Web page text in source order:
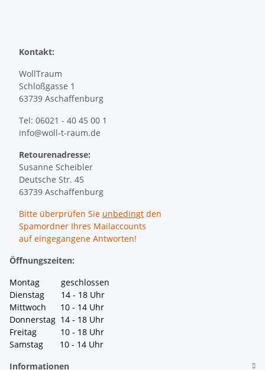
Kontakt:
WollTraum
Schloßgasse 1
63739 Aschaffenburg
Tel: 06021 - 40 45 00 1
info@woll-t-raum.de
Retourenadresse:
Susanne Scheibler
Deutsche Str. 45
63739 Aschaffenburg
Bitte überprüfen Sie unbedingt den
Spamordner Ihres Mailaccounts
auf eingegangene Antworten!
Öffnungszeiten:
Montag geschlossen
Dienstag 14 - 18 Uhr
Mittwoch 10 - 14 Uhr
Donnerstag 14 - 18 Uhr
Freitag 10 - 18 Uhr
Samstag 10 - 14 Uhr
Informationen